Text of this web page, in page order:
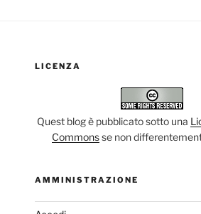
LICENZA
Quest blog è pubblicato sotto una
Commonsse non
AMMINISTRAZIONE